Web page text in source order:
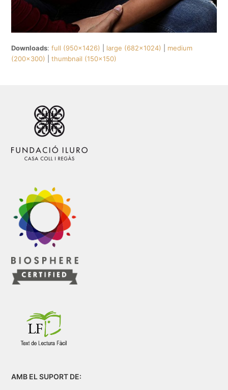
Downloads:full (950x1426) large (682x1024)
medium
(200x300) |thumbnail (150x150)
AMB EL SUPORT DE: